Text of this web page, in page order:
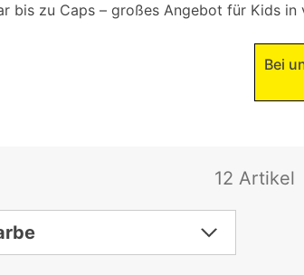
bis zu Caps – großes Angebot für Kids in
Bei
12 Artikel